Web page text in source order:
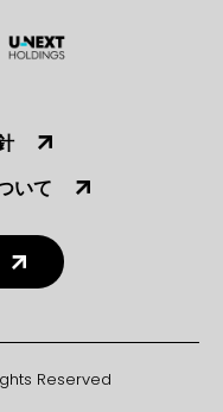
いて
Reserved